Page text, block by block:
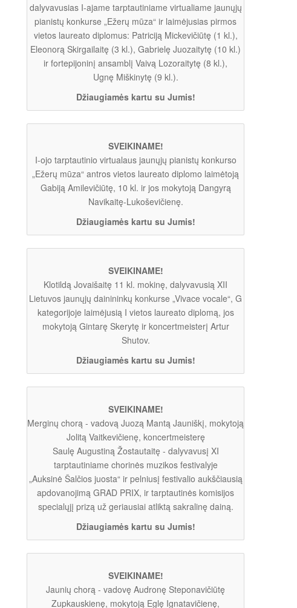
dalyvavusias I-ajame tarptautiniame virtualiame jaunųjų
pianistų konkurse „Ežerų mūza“ ir laimėjusias pirmos
vietos laureato diplomus: Patriciją Mickevičiūtę (1 kl.),
Eleonorą Skirgailaitę (3 kl.), Gabrielę Juozaitytę (10 kl.)
ir fortepijoninį ansamblį Vaivą Lozoraitytę (8 kl.),
Ugnę Miškinytę (9 kl.).
Džiaugiamės kartu su Jumis!
SVEIKINAME!
I-ojo tarptautinio virtualaus jaunųjų pianistų konkurso
„Ežerų mūza“ antros vietos laureato diplomo laimėtoją
Gabiją Amilevičiūtę, 10 kl. ir jos mokytoją Dangyrą
Navikaitę-Lukoševičienę.
Džiaugiamės kartu su Jumis!
SVEIKINAME!
Klotildą Jovaišaitę 11 kl. mokinę, dalyvavusią XII
Lietuvos jaunųjų dainininkų konkurse „Vivace vocale“, G
kategorijoje laimėjusią I vietos laureato diplomą, jos
mokytoją Gintarę Skerytę ir koncertmeisterį Artur
Shutov.
Džiaugiamės kartu su Jumis!
SVEIKINAME!
Merginų chorą - vadovą Juozą Mantą Jauniškį, mokytoją
Jolitą Vaitkevičienę, koncertmeisterę
Saulę Augustiną Žostautaitę - dalyvavusį XI
tarptautiniame chorinės muzikos festivalyje
„Auksinė Šalčios juosta“ ir pelniusį festivalio aukščiausią
apdovanojimą GRAD PRIX, ir tarptautinės komisijos
specialųjį prizą už geriausiai atliktą sakralinę dainą.
Džiaugiamės kartu su Jumis!
SVEIKINAME!
Jaunių chorą - vadovę Audronę Steponavičiūtę
Zupkauskienę, mokytoją Eglę Ignatavičienę,